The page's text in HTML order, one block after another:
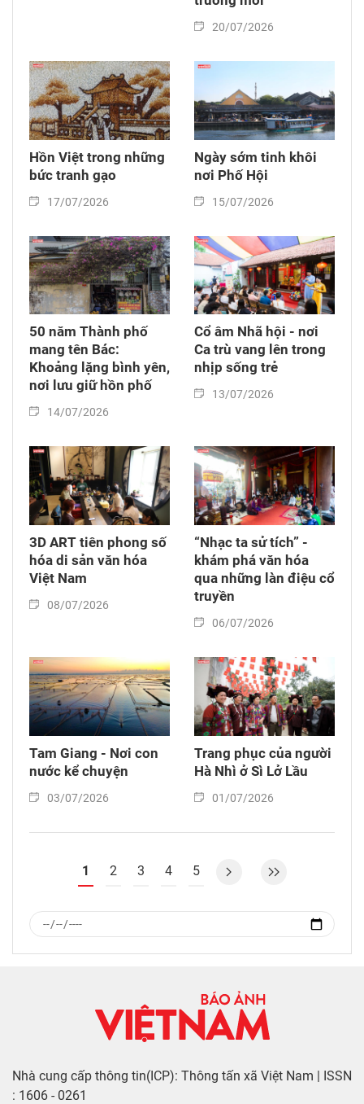
20/07/2026
Hồn Việt trong những
bức tranh gạo
17/07/2026
Ngày sớm tinh khôi
nơi Phố Hội
15/07/2026
50 năm Thành phố
mang tên Bác:
Khoảng lặng bình yên,
nơi lưu giữ hồn phố
14/07/2026
Cổ âm Nhã hội - nơi
Ca trù vang lên trong
nhịp sống trẻ
13/07/2026
3D ART tiên phong số
hóa di sản văn hóa
Việt Nam
08/07/2026
“Nhạc ta sử tích” -
khám phá văn hóa
qua những làn điệu cổ
truyền
06/07/2026
Tam Giang - Nơi con
nước kể chuyện
03/07/2026
Trang phục của người
Hà Nhì ở Sì Lở Lầu
01/07/2026
1 2 3 4 5
Nhà cung cấp thông tin(ICP): Thông tấn xã Việt Nam | ISSN
: 1606 - 0261